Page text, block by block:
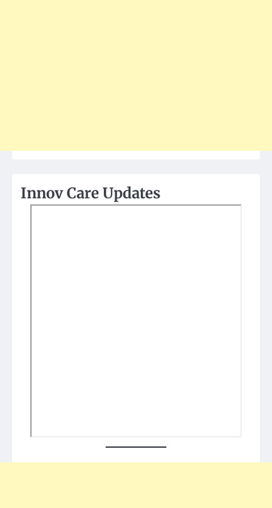
Innov Care Updates